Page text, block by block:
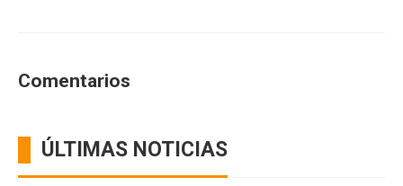
Comentarios
ÚLTIMAS NOTICIAS